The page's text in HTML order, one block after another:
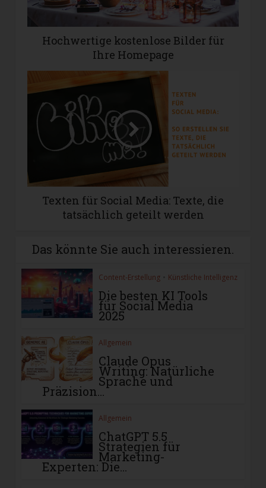
Hochwertige kostenlose Bilder für
Ihre Homepage
Texten für Social Media: Texte, die
tatsächlich geteilt werden
Das könnte Sie auch interessieren.
Content-Erstellung Künstliche Intelligenz
Die besten KI Tools
für Social Media
2025
Allgemein
Claude Opus
Writing: Natürliche
Sprache und
Präzision...
Allgemein
ChatGPT 5.5
Strategien für
Marketing-
Experten: Die...